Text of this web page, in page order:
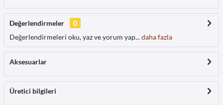
Değerlendirmeler
0
Değerlendirmeleri oku, yaz ve yorum yap...daha fazla
Aksesuarlar
Üretici bilgileri